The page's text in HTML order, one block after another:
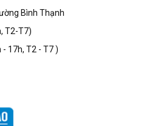
Bình Thạnh
T2-T7)
- 17h, T2 - T7 )